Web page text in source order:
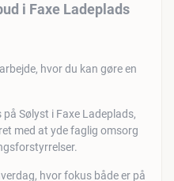
i Faxe Ladeplads
hvor du kan gøre en
Sølyst i Faxe Ladeplads,
med at yde faglig omsorg
hvor fokus både er på